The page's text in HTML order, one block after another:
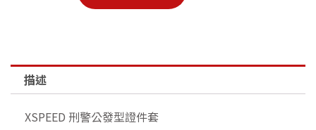
型
描述
XSPEED 刑警公發型證件套